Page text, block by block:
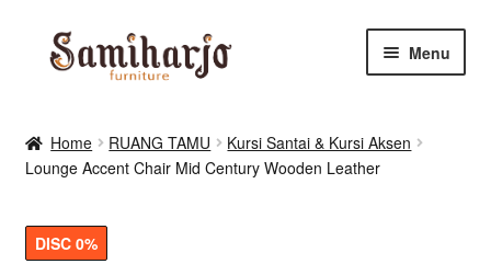
Skip
Skip
Menu
RUANG MAKAN & DAPUR
RUANG TIDUR
Home RUANG TAMU
Kursi Santai & Kursi Aksen
Lounge Accent Chair Mid Century Wooden Leather
DISC 0%